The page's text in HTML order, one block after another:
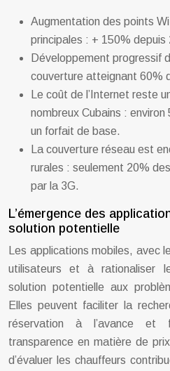
Augmentation des points
principales : + 150% depuis
Développement progressif
couverture atteignant 60%
Le coût de l’Internet reste
nombreux Cubains :
un forfait de base.
La couverture réseau est
rurales : seulement 20%
par la 3G.
L’émergence des
solution potentielle
Les applications mobiles, avec
utilisateurs et à rationaliser
solution potentielle aux
Elles peuvent faciliter la
réservation à l’avance et
transparence en matière de
d’évaluer les chauffeurs